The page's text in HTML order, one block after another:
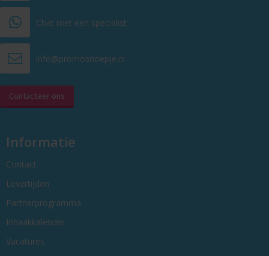
Chat met een specialist
info@promosnoepje.nl
Contacteer ons
Informatie
Contact
Levertijden
Partnerprogramma
Inhaakkalender
Vacatures